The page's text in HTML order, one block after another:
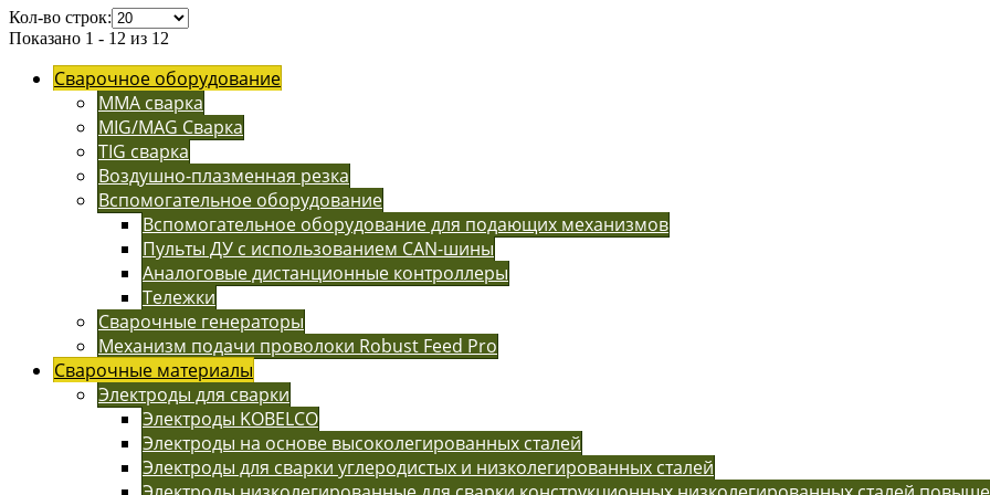
Кол-во строк:
Показано 1 - 12 из 12
Сварочное оборудование
MMA сварка
MIG/MAG Сварка
TIG сварка
Воздушно-плазменная резка
Вспомогательное оборудование
Вспомогательное оборудование для подающих механизмов
Пульты ДУ с использованием CAN-шины
Аналоговые дистанционные контроллеры
Тележки
Сварочные генераторы
Механизм подачи проволоки Robust Feed Pro
Сварочные материалы
Электроды для сварки
Электроды KOBELCO
Электроды на основе высоколегированных сталей
Электроды для сварки углеродистых и низколегированных сталей